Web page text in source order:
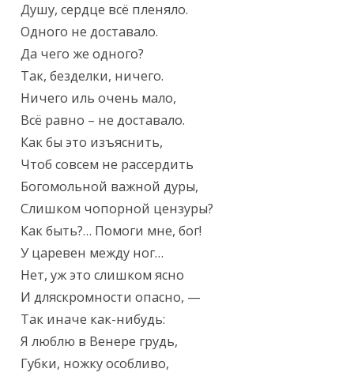
Душу, сердце всё пленяло.
Одного не доставало.
Да чего же одного?
Так, безделки, ничего.
Ничего иль очень мало,
Всё равно – не доставало.
Как бы это изъяснить,
Чтоб совсем не рассердить
Богомольной важной дуры,
Слишком чопорной цензуры?
Как быть?… Помоги мне, бог!
У царевен между ног…
Нет, уж это слишком ясно
И дляскромности опасно, —
Так иначе как-нибудь:
Я люблю в Венере грудь,
Губки, ножку особливо,